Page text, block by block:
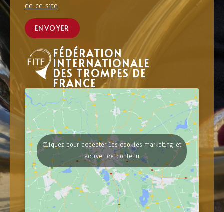
de ce site
ENVOYER
FÉDÉRATION
INTERNATIONALE
DES TROMPES DE
FRANCE
Cliquez pour accepter les cookies marketing et
activer ce contenu